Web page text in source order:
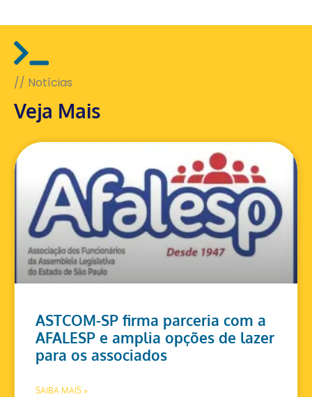
// Notícias
Veja Mais
ASTCOM-SP firma parceria com a
AFALESP e amplia opções de lazer
para os associados
SAIBA MAIS »